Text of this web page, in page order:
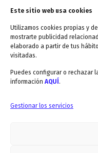
Este sitio web usa cookies
Utilizamos cookies propias y
mostrarte publicidad
elaborado a partir de tus
visitadas.
Puedes configurar o rechazar
información AQUÍ .
Gestionar los servicios
Valóranos
Envitec Murcia:
Envitec Valencia: